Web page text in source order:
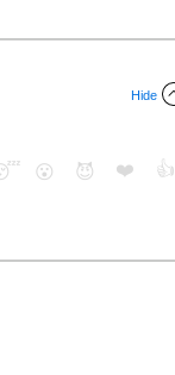
Hide
😮 😈 ❤️ 👍